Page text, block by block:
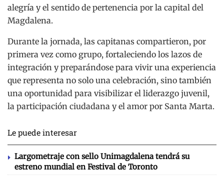
alegría y el sentido de pertenencia por la capital del
Magdalena.
Durante la jornada, las capitanas compartieron, por
primera vez como grupo, fortaleciendo los lazos de
integración y preparándose para vivir una experiencia
que representa no solo una celebración, sino también
una oportunidad para visibilizar el liderazgo juvenil,
la participación ciudadana y el amor por Santa Marta.
Le puede interesar
Largometraje con sello Unimagdalena tendrá su
estreno mundial en Festival de Toronto